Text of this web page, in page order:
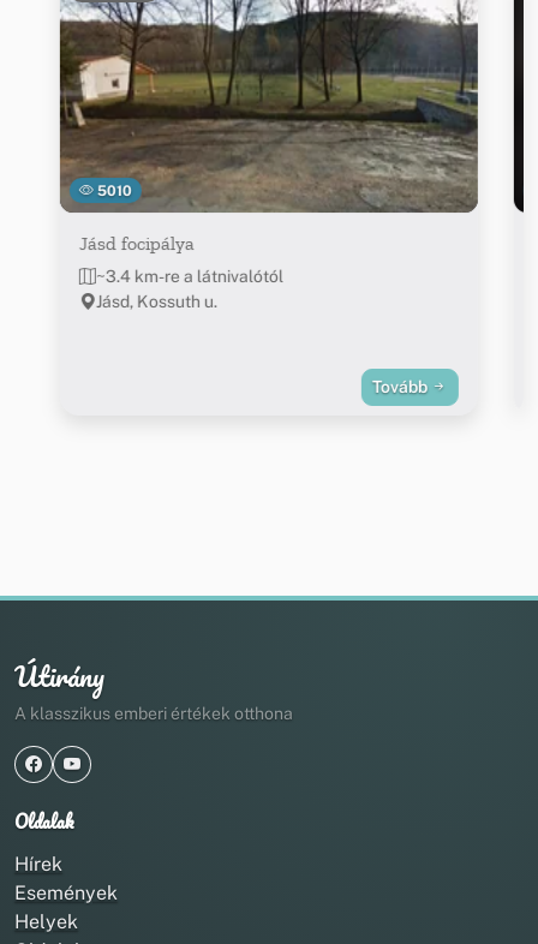
5010
Jásd focipálya
~3.4 km-re a látnivalótól
Jásd, Kossuth u.
Tovább
Útirány
A klasszikus emberi értékek otthona
Oldalak
Hírek
Események
Helyek